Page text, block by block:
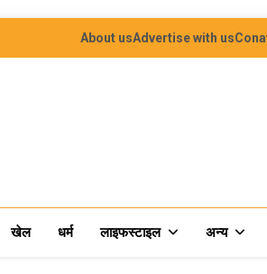
About usAdvertise with us
खेल धर्म लाइफस्टाइल अन्य